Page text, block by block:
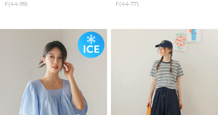
F(44-99) F(44-77)